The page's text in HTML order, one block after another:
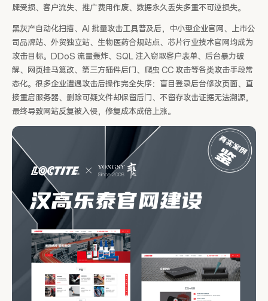
牌受损、客户流失、推广费用作废、数据永久丢失多重不可逆损失。
黑灰产自动化扫描、AI 批量攻击工具普及后，中小型企业官网、上市公
司品牌站、外贸独立站、生物医药合规站点、芯片行业技术官网均成为
攻击目标。DDoS 流量轰炸、SQL 注入窃取客户表单、后台暴力破
解、网页挂马篡改、第三方插件后门、爬虫 CC 攻击等各类攻击手段常
态化。很多企业遭遇攻击后操作完全失序：盲目登录后台修改页面、直
接重启服务器、删除可疑文件却保留后门、不留存攻击证据无法溯源，
最终导致网站反复被入侵，修复成本成倍上涨。